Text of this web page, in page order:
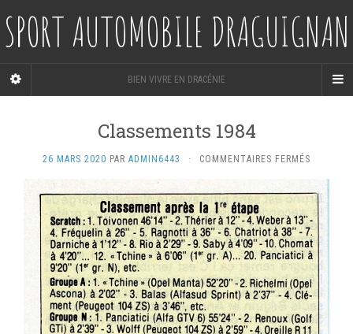
SPORT AUTOMOBILE DRAGUIGNAN
BIEN VIVRE EN DRACÉNIE
Classements 1984
26 MARS 2020 PAR ADMIN6443 · COMMENTAIRES FERMÉS